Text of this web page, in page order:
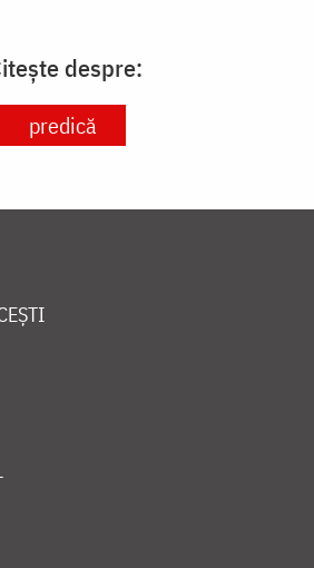
despre:
predică